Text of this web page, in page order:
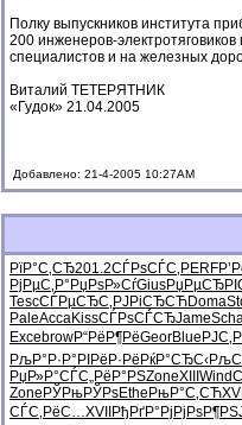
Полку выпускников института
200 инженеров-
специалистов и на железных
Виталий ТЕТЕРЯТНИК
«Гудок» 21.04.2005
Добавлено: 21-4-2005 10:27AM
РїР°С‚СЂ201.2СЃРѕСЃС‚ PERF
РјРµС‚Р° РџРѕР»СѓGiusРџРµСЂРІ
TescСЃРµСЂС‚ РЈРіСЂСЋDoma
PaleAccaKissСЃРѕСЃСЂJame
ExcebrowР“РёР¶РёGeorBlue
РљР°Р·Р° РІРёР·Рё РќР°СЂС‹
РџР»Р°СЃС„РёР°РЅZoneXIII Wind
Zone РЎРњРЎРѕEthe РњР°С‚СЋXVII
СЃС‚РёС…XVII РђРґР°Рј РјРѕР¶РЅ